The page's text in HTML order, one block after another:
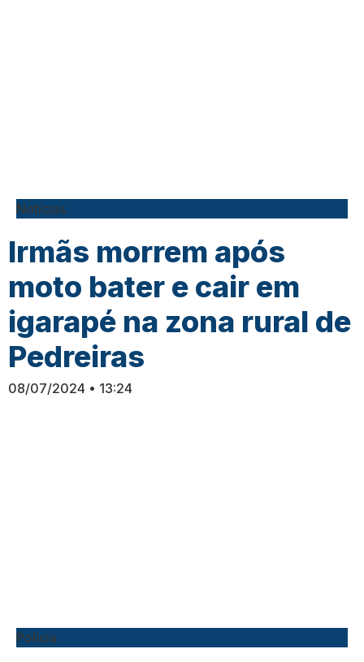
Notícias
Irmãs morrem após
moto bater e cair em
igarapé na zona rural de
Pedreiras
08/07/2024 13:24
Polícia